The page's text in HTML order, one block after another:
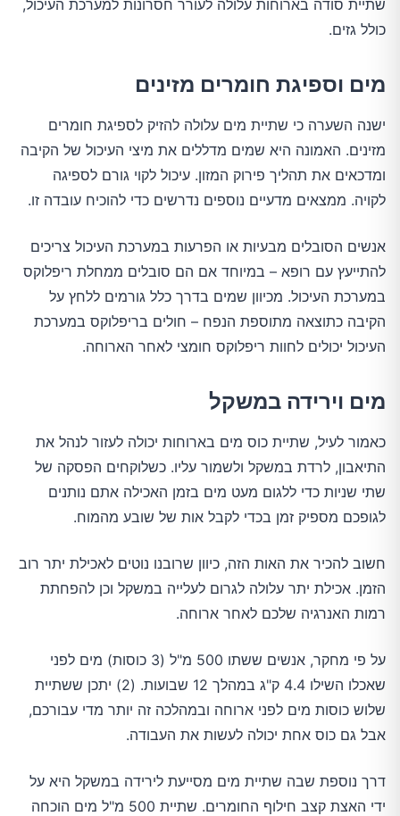
שתיית סודה בארוחות עלולה לעורר חסרונות למערכת העיכול,
כולל גזים.
מים וספיגת חומרים מזינים
ישנה השערה כי שתיית מים עלולה להזיק לספיגת חומרים
מזינים. האמונה היא שמים מדללים את מיצי העיכול של הקיבה
ומדכאים את תהליך פירוק המזון. עיכול לקוי גורם לספיגה
לקויה. ממצאים מדעיים נוספים נדרשים כדי להוכיח עובדה זו.
אנשים הסובלים מבעיות או הפרעות במערכת העיכול צריכים
להתייעץ עם רופא – במיוחד אם הם סובלים ממחלת ריפלוקס
במערכת העיכול. מכיוון שמים בדרך כלל גורמים ללחץ על
הקיבה כתוצאה מתוספת הנפח – חולים בריפלוקס במערכת
העיכול יכולים לחוות ריפלוקס חומצי לאחר הארוחה.
מים וירידה במשקל
כאמור לעיל, שתיית כוס מים בארוחות יכולה לעזור לנהל את
התיאבון, לרדת במשקל ולשמור עליו. כשלוקחים הפסקה של
שתי שניות כדי ללגום מעט מים בזמן האכילה אתם נותנים
לגופכם מספיק זמן בכדי לקבל אות של שובע מהמוח.
חשוב להכיר את האות הזה, כיוון שרובנו נוטים לאכילת יתר רוב
הזמן. אכילת יתר עלולה לגרום לעלייה במשקל וכן להפחתת
רמות האנרגיה שלכם לאחר ארוחה.
על פי מחקר, אנשים ששתו 500 מ"ל (3 כוסות) מים לפני
שאכלו השילו 4.4 ק"ג במהלך 12 שבועות. (2) יתכן ששתיית
שלוש כוסות מים לפני ארוחה ובמהלכה זה יותר מדי עבורכם,
אבל גם כוס אחת יכולה לעשות את העבודה.
דרך נוספת שבה שתיית מים מסייעת לירידה במשקל היא על
ידי האצת קצב חילוף החומרים. שתיית 500 מ"ל מים הוכחה